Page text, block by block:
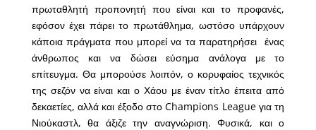
πρωταθλητή προπονητή που είναι και το προφανές,
εφόσον έχει πάρει το πρωτάθλημα, ωστόσο υπάρχουν
κάποια πράγματα που μπορεί να τα παρατηρήσει ένας
άνθρωπος και να δώσει εύσημα ανάλογα με το
επίτευγμα. Θα μπορούσε λοιπόν, ο κορυφαίος τεχνικός
της σεζόν να είναι και ο Χάου με έναν τίτλο έπειτα από
δεκαετίες, αλλά και έξοδο στο Champions League για τη
Νιούκαστλ, θα άξιζε την αναγνώριση. Φυσικά, και ο